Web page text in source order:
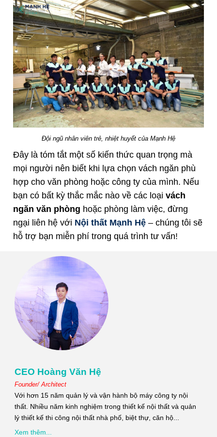
Đội ngũ nhân viên trẻ, nhiệt huyết của Mạnh Hệ
Đây là tóm tắt một số kiến thức quan trọng mà
mọi người nên biết khi lựa chọn vách ngăn phù
hợp cho văn phòng hoặc công ty của mình. Nếu
bạn có bất kỳ thắc mắc nào về các loại vách
ngăn văn phòng hoặc phòng làm việc, đừng
ngại liên hệ với Nội thất Mạnh Hệ – chúng tôi sẽ
hỗ trợ bạn miễn phí trong quá trình tư vấn!
CEO Hoàng Văn Hệ
Founder/ Architect
Với hơn 15 năm quản lý và vận hành bộ máy công ty nội
thất. Nhiều năm kinh nghiệm trong thiết kế nội thất và quản
lý thiết kế thi công nội thất nhà phố, biệt thự, căn hộ...
Xem thêm...